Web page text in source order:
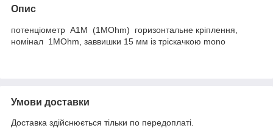
Опис
потенціометр A1M (1MOhm) горизонтальне кріплення,
номінал 1MOhm, заввишки 15 мм із тріскачкою mono
Умови доставки
Доставка здійснюється тільки по передоплаті.